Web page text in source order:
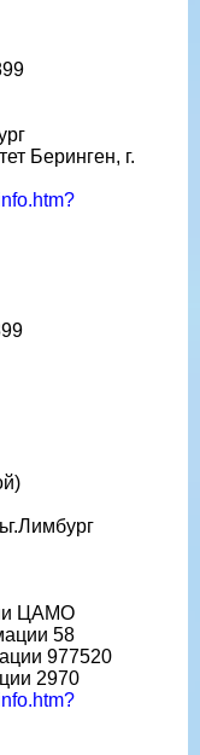
Беринген, г.
ЦАМО
58
977520
2970